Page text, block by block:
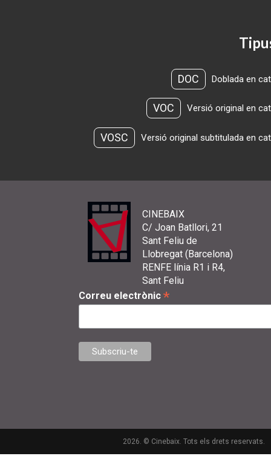
DOC Doblada en
VOC Versió original en
VOSC Versió original subtitulada en
CINEBAIX
C/ Joan Batllori, 21
Sant Feliu de
Llobregat (Barcelona)
RENFE línia R1 i R4,
Sant Feliu
Correu electrònic *
2026. © Cinebaix. Tots els drets reservats.